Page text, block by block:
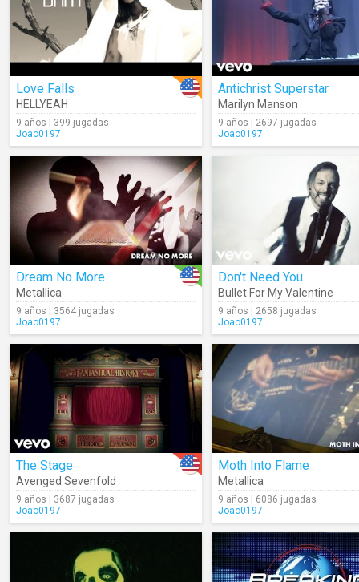
Love Falls
HELLYEAH
9 años | 399 jugadas
Joao0197
Antichrist Superstar
Marilyn Manson
9 años | 2697 jugadas
Joao0197
Dream No More
Metallica
9 años | 3564 jugadas
Joao0197
Don't Need You
Bullet For My Valentine
9 años | 2658 jugadas
Joao0197
The Stage
Avenged Sevenfold
9 años | 3687 jugadas
Joao0197
Moth Into Flame
Metallica
9 años | 6086 jugadas
Joao0197